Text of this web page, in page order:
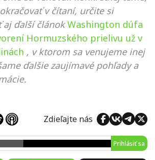
v čítaní, určite si
aj ďalší článok Washington dúfa
Hormuzského prielivu už v
, v ktorom sa venujeme inej
ďalšie zaujímavé pohľady a
Zdieľajte nás
Prihlásiť sa